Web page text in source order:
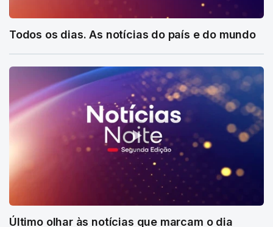
Todos os dias. As notícias do país e do mundo
Último olhar às notícias que marcam o dia